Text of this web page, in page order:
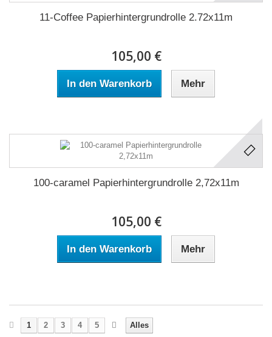
11-Coffee Papierhintergrundrolle 2.72x11m
105,00 €
In den Warenkorb Mehr
100-caramel Papierhintergrundrolle 2,72x11m
105,00 €
In den Warenkorb Mehr
Alles
1 2 3 4 5